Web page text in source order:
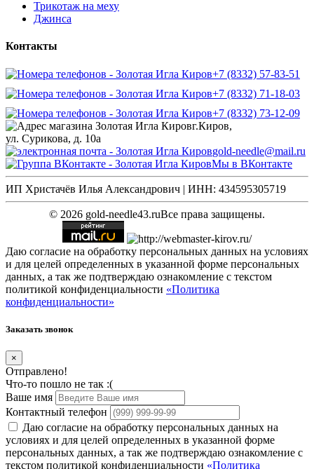
Трикотаж на меху
Джинса
Контакты
+7 (8332) 57-83-51
+7 (8332) 71-18-03
+7 (8332) 73-12-09
г.Киров,
ул. Сурикова, д. 10а
gold-needle@mail.ru
Мы в ВКонтакте
ИП Христачёв Илья Александрович | ИНН: 434595305719
© 2026 gold-needle43.ruВсе права защищены.
Даю согласие на обработку персональных данных на условиях
и для целей определенных в указанной форме персональных
данных, а так же подтверждаю ознакомление с текстом
политикой конфиденциальности «Политика
конфиденциальности»
Заказать звонок
×
Отправлено!
Что-то пошло не так :(
Ваше имя
Контактный телефон
Даю согласие на обработку персональных данных на
условиях и для целей определенных в указанной форме
персональных данных, а так же подтверждаю ознакомление с
текстом политикой конфиденциальности «Политика